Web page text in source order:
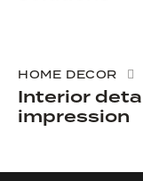
HOME DECOR
Interior
impression